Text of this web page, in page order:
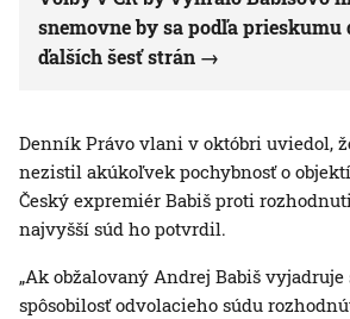
snemovne by sa podľa prieskumu
ďalších šesť strán
Denník Právo vlani v októbri uviedol,
nezistil akúkoľvek pochybnosť o
Český expremiér Babiš proti
najvyšší súd ho potvrdil.
„Ak obžalovaný Andrej Babiš vyjadruje
spôsobilosť odvolacieho súdu